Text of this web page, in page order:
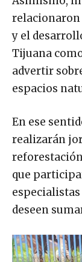
relacionaron
y el
Tijuana
advertir
espacios
En ese
realizarán
que
deseen